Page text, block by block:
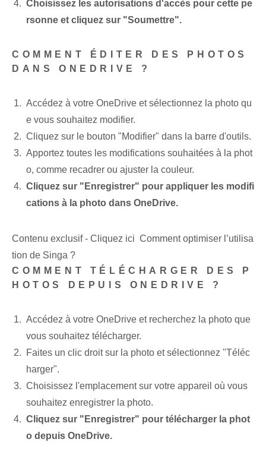
Choisissez les autorisations d'accès pour cette pe
rsonne et cliquez sur "Soumettre".
COMMENT ÉDITER DES PHOTOS
DANS ONEDRIVE ?
Accédez à votre OneDrive et sélectionnez la photo qu
e vous souhaitez modifier.
Cliquez sur le bouton "Modifier" dans la barre d'outils.
Apportez toutes les modifications souhaitées à la phot
o, comme recadrer ou ajuster la couleur.
Cliquez sur "Enregistrer" pour appliquer les modifi
cations à la photo dans OneDrive.
Contenu exclusif - Cliquez ici Comment optimiser l’utilisa
tion de Singa ?
COMMENT TÉLÉCHARGER DES P
HOTOS DEPUIS ONEDRIVE ?
Accédez à votre OneDrive et recherchez la photo que
vous souhaitez télécharger.
Faites un clic droit sur la photo et sélectionnez "Téléc
harger".
Choisissez l'emplacement sur votre appareil où vous
souhaitez enregistrer la photo.
Cliquez sur "Enregistrer" pour télécharger la phot
o depuis OneDrive.